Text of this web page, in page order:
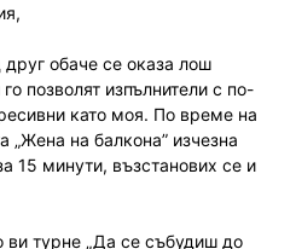
обаче се оказа лош
позволят изпълнители с по-
като моя. По време на
„Жена на балкона” изчезна
15 минути, възстанових се и
ви турне „Да се събудиш до